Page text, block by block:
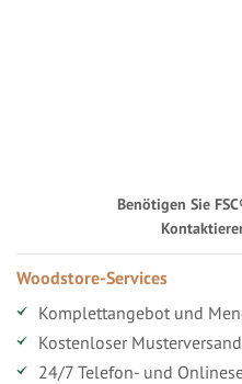
Benötigen Sie
Woodstore-Services
Komplettangebot und
Kostenloser Musterversand
24/7 Telefon- und